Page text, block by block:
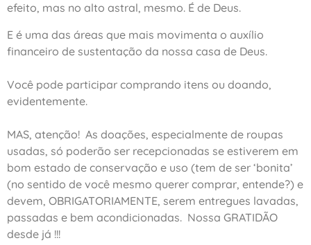
efeito, mas no alto astral, mesmo. É de Deus.
E é uma das áreas que mais movimenta o auxílio
financeiro de sustentação da nossa casa de Deus.
Você pode participar comprando itens ou doando,
evidentemente.
MAS, atenção! As doações, especialmente de roupas
usadas, só poderão ser recepcionadas se estiverem em
bom estado de conservação e uso (tem de ser ‘bonita’
(no sentido de você mesmo querer comprar, entende?) e
devem, OBRIGATORIAMENTE, serem entregues lavadas,
passadas e bem acondicionadas. Nossa GRATIDÃO
desde já !!!